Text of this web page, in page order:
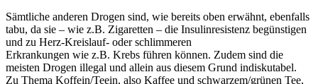
Sämtliche anderen Drogen sind, wie bereits oben erwähnt, ebenfalls
tabu, da sie – wie z.B. Zigaretten – die Insulinresistenz begünstigen
und zu Herz-Kreislauf- oder schlimmeren
Erkrankungen wie z.B. Krebs führen können. Zudem sind die
meisten Drogen illegal und allein aus diesem Grund indiskutabel.
Zu Thema Koffein/Teein, also Kaffee und schwarzem/grünen Tee,